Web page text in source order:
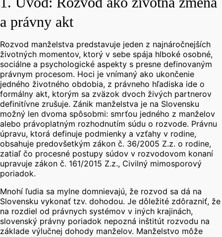
a právny akt
Rozvod manželstva predstavuje jeden z najnáročnejších
životných momentov, ktorý v sebe spája hlboké osobné,
sociálne a psychologické aspekty s presne definovaným
právnym procesom. Hoci je vnímaný ako ukončenie
jedného životného obdobia, z právneho hľadiska ide o
formálny akt, ktorým sa zväzok dvoch živých partnerov
definitívne zrušuje. Zánik manželstva je na Slovensku
možný len dvoma spôsobmi: smrťou jedného z manželov
alebo právoplatným rozhodnutím súdu o rozvode. Právnu
úpravu, ktorá definuje podmienky a vzťahy v rodine,
obsahuje predovšetkým zákon č. 36/2005 Z.z. o rodine,
zatiaľ čo procesné postupy súdov v rozvodovom konaní
upravuje zákon č. 161/2015 Z.z., Civilný mimosporový
poriadok.
Mnohí ľudia sa mylne domnievajú, že rozvod sa dá na
Slovensku vykonať tzv. dohodou. Je dôležité zdôrazniť, že
na rozdiel od právnych systémov v iných krajinách,
slovenský právny poriadok nepozná inštitút rozvodu na
základe výlučnej dohody manželov. Manželstvo môže